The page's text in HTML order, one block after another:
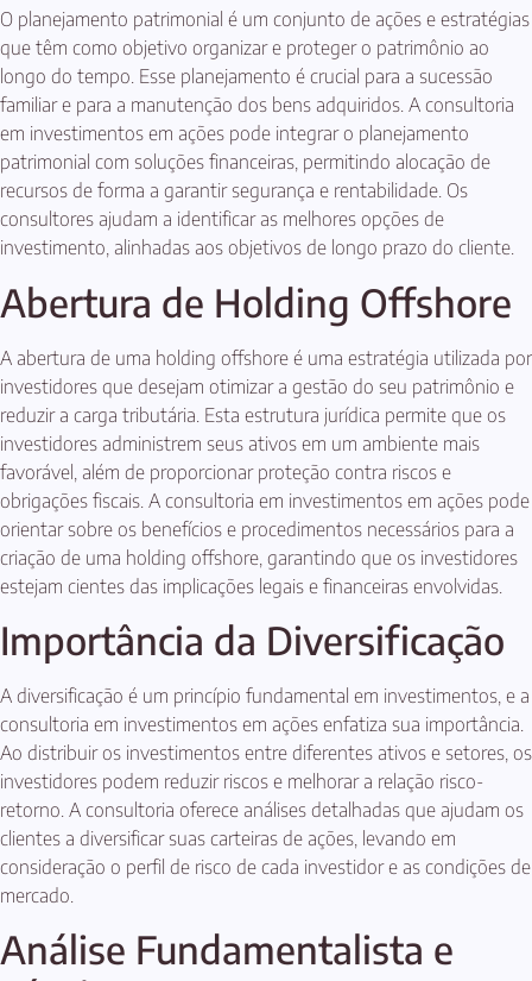
O planejamento patrimonial é um conjunto de ações e estratégias
que têm como objetivo organizar e proteger o patrimônio ao
longo do tempo. Esse planejamento é crucial para a sucessão
familiar e para a manutenção dos bens adquiridos. A consultoria
em investimentos em ações pode integrar o planejamento
patrimonial com soluções financeiras, permitindo alocação de
recursos de forma a garantir segurança e rentabilidade. Os
consultores ajudam a identificar as melhores opções de
investimento, alinhadas aos objetivos de longo prazo do cliente.
Abertura de Holding Offshore
A abertura de uma holding offshore é uma estratégia utilizada por
investidores que desejam otimizar a gestão do seu patrimônio e
reduzir a carga tributária. Esta estrutura jurídica permite que os
investidores administrem seus ativos em um ambiente mais
favorável, além de proporcionar proteção contra riscos e
obrigações fiscais. A consultoria em investimentos em ações pode
orientar sobre os benefícios e procedimentos necessários para a
criação de uma holding offshore, garantindo que os investidores
estejam cientes das implicações legais e financeiras envolvidas.
Importância da Diversificação
A diversificação é um princípio fundamental em investimentos, e a
consultoria em investimentos em ações enfatiza sua importância.
Ao distribuir os investimentos entre diferentes ativos e setores, os
investidores podem reduzir riscos e melhorar a relação risco-
retorno. A consultoria oferece análises detalhadas que ajudam os
clientes a diversificar suas carteiras de ações, levando em
consideração o perfil de risco de cada investidor e as condições de
mercado.
Análise Fundamentalista e